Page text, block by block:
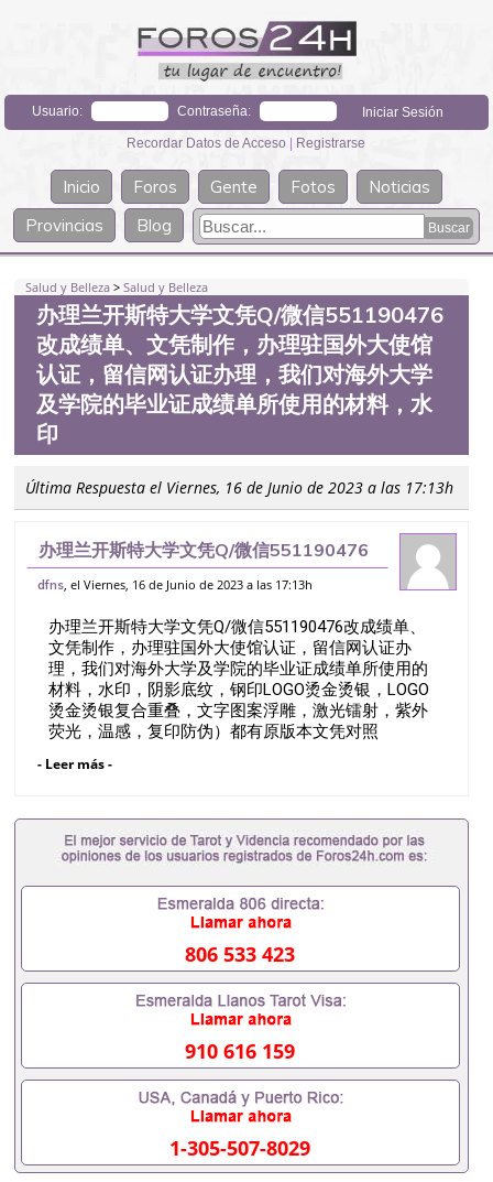
Usuario: Contraseña:
Recordar Datos de Acceso | Registrarse
Inicio Foros Gente Fotos
Noticias
Provincias
Blog
Salud y Belleza >Salud y Belleza
办理兰开斯特大学文凭Q/微信551190476
改成绩单、文凭制作，办理驻国外大使馆
认证，留信网认证办理，我们对海外大学
及学院的毕业证成绩单所使用的材料，水
印
Última Respuesta el Viernes, 16 de Junio de 2023 a las 17:13h
办理兰开斯特大学文凭Q/微信551190476
改成绩单、文凭制作，办理驻国外大使馆认
院的毕业证成绩单所使用的材料，水印
dfns , el Viernes, 16 de Junio de 2023 a las 17:13h
办理兰开斯特大学文凭Q/微信551190476改成绩单、
文凭制作，办理驻国外大使馆认证，留信网认证办
理，我们对海外大学及学院的毕业证成绩单所使用的
材料，水印，阴影底纹，钢印LOGO烫金烫银，LOGO
烫金烫银复合重叠，文字图案浮雕，激光镭射，紫外
荧光，温感，复印防伪）都有原版本文凭对照
文凭办理毕业证成绩单办理教育部认证办理大使馆认
理学历认证办理学生卡办理录取通知书办理学位证书
办理美国文凭办理澳洲文凭办理英国文凭办理加拿大
文凭办理德国文凭 一、快速办理材料： 1、毕业证
书，雅思。（全套留学回国必备证明材料，给父母及
亲朋好友一份完美交代）； 2、雅思、托福，
校、转学，甚至是申请工签都可以用到）。 注：上述
材料，随时都可以安排办理，毕业证成绩单，学校，
专业，学位，毕业时间都可以根据客户要求安排。 国
内找工作假的毕业证可以用吗551190476假的毕业证
成绩单可以办学历认证吗551190476要定居国外需要
办理什么材料551190476入职事业单位/国企假的毕业
证会查吗551190476入职国企/事业单位需要些什么材
料551190476办理假毕业证在国内能用吗, 挂科拿不到
毕业证怎么办, 毕业证丢了怎么办, 没有正常毕业怎么
办理毕业证,没毕业可以办学历认证吗,您是否因为中
途辍学、挂科而没有正常毕业551190476您是否因为
- Leer más -
806 533 423
910 616 159
1-305-507-8029